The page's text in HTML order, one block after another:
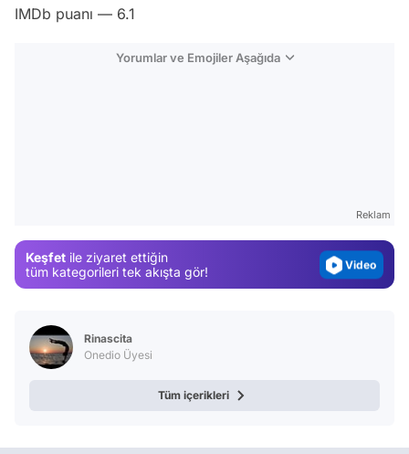
IMDb puanı — 6.1
Yorumlar ve Emojiler Aşağıda
Reklam
Keşfet ile ziyaret ettiğin
tüm kategorileri tek akışta gör!
Video
Rinascita
Onedio Üyesi
Tüm içerikleri